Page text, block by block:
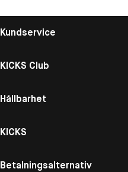
Kundservice
KICKS Club
Hållbarhet
KICKS
Betalningsalternativ